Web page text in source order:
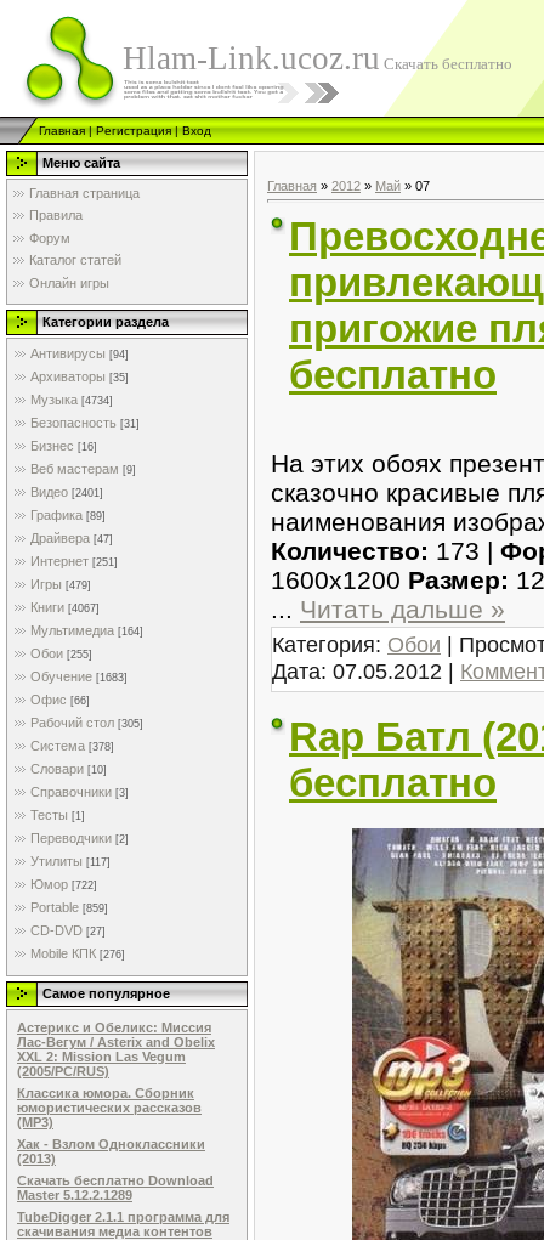
Hlam-Link.ucoz.ru Скачать бесплатно
Главная|Регистрация|Вход
Меню сайта
Главная страница
Правила
Форум
Каталог статей
Онлайн игры
Категории раздела
Антивирусы [94]
Архиваторы [35]
Музыка [4734]
Безопасность [31]
Бизнес [16]
Веб мастерам [9]
Видео [2401]
Графика [89]
Драйвера [47]
Интернет [251]
Игры [479]
Книги [4067]
Мультимедиа [164]
Обои [255]
Обучение [1683]
Офис [66]
Рабочий стол [305]
Система [378]
Словари [10]
Справочники [3]
Тесты [1]
Переводчики [2]
Утилиты [117]
Юмор [722]
Portable [859]
CD-DVD [27]
Mobile КПК [276]
Самое популярное
Астерикс и Обеликс: Миссия
Лас-Вегум / Asterix and Obelix
XXL 2: Mission Las Vegum
(2005/PC/RUS)
Классика юмора. Сборник
юмористических рассказов
(MP3)
Хак - Взлом Одноклассники
(2013)
Скачать бесплатно Download
Master 5.12.2.1289
TubeDigger 2.1.1 программа для
скачивания медиа контентов
Главная » 2012 » Май » 07
пригожие
бесплатно
На этих обоях
сказочно красивые
наименования
Количество: 173 |
1600x1200 Размер:
... Читать дальше »
Категория: Обои |
Дата: 07.05.2012 |
Rap Батл
бесплатно